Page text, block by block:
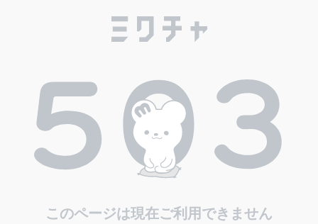
このページは現在ご利用できません